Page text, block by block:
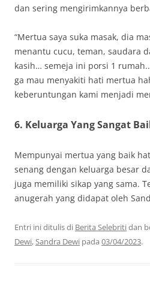
dan sering mengirimkannya
“Mertua saya suka masak, dia
menantu cucu, teman, saudara
kasih… semeja ini porsi 1
ga mau menyakiti hati mertua
keberuntungan kami menjadi
6. Keluarga Yang Sangat
Mempunyai mertua yang baik
senang dengan keluarga besar
juga memiliki sikap yang sama.
anugerah yang didapat oleh
Entri ini ditulis di Berita Selebritidan
Dewi,Sandra Dewi pada 03/04/2023.